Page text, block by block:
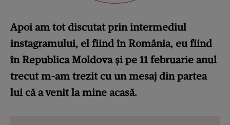
Apoi am tot discutat prin intermediul
instagramului, el fiind în România, eu fiind
în Republica Moldova și pe 11 februarie anul
trecut m-am trezit cu un mesaj din partea
lui că a venit la mine acasă.